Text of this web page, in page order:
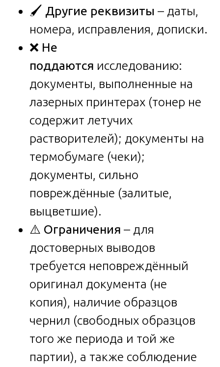
🖌️ Другие реквизиты – даты,
номера, исправления, дописки.
❌ Не
поддаются исследованию:
документы, выполненные на
лазерных принтерах (тонер не
содержит летучих
растворителей); документы на
термобумаге (чеки);
документы, сильно
повреждённые (залитые,
выцветшие).
⚠️ Ограничения – для
достоверных выводов
требуется неповреждённый
оригинал документа (не
копия), наличие образцов
чернил (свободных образцов
того же периода и той же
партии), а также соблюдение